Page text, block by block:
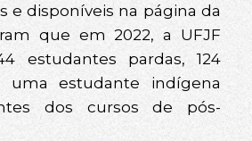
e disponíveis na página da
que em 2022, a UFJF
estudantes pardas, 124
uma estudante indígena
dos cursos de pós-